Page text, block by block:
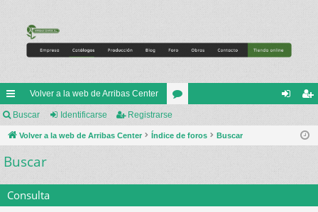
nl
ac
es
pi
Volver a la web de Arribas Center
os ist
Buscar Identificarse Registrarse
Volver a la web de Arribas Center Índice de foros Buscar
Buscar
Consulta